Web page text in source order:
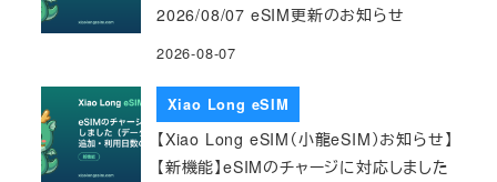
2026/08/07 eSIM更新のお知らせ
2026-08-07
Xiao Long eSIM
【Xiao Long eSIM（小龍eSIM）お知らせ】
【新機能】eSIMのチャージに対応しました